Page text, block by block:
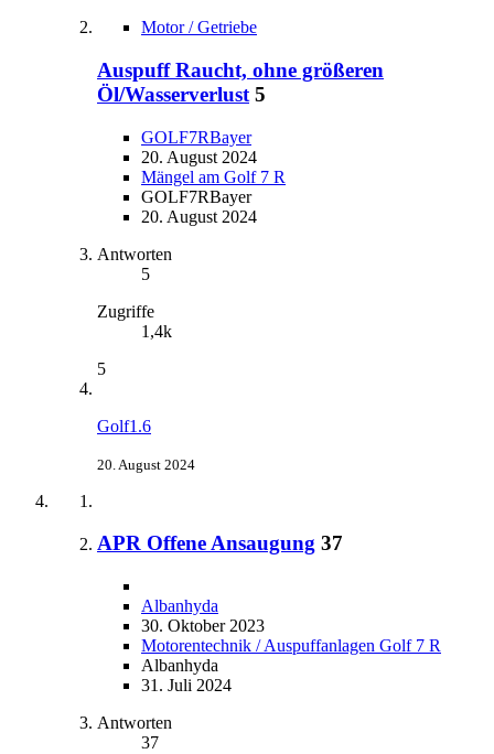
Motor / Getriebe
Auspuff Raucht, ohne größeren
Öl/Wasserverlust 5
GOLF7RBayer
20. August 2024
Mängel am Golf 7 R
GOLF7RBayer
20. August 2024
Antworten
5
Zugriffe
1,4k
5
Golf1.6
20. August 2024
APR Offene Ansaugung 37
Albanhyda
30. Oktober 2023
Motorentechnik / Auspuffanlagen Golf 7 R
Albanhyda
31. Juli 2024
Antworten
37